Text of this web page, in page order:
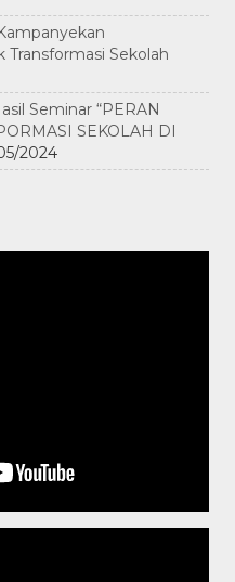
Sekolah
Seminar “PERAN
SEKOLAH DI
2024